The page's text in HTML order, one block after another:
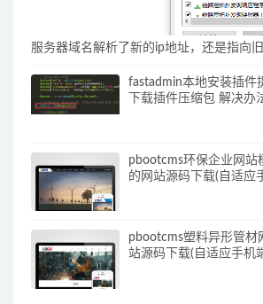
服务器域名解析了新的ip地址，还是指向
fastadmin本地安装插件
下载插件压缩包 解决办
pbootcms环保企业网站
的网站源码下载(自适应
pbootcms塑料异形管材
站源码下载(自适应手机